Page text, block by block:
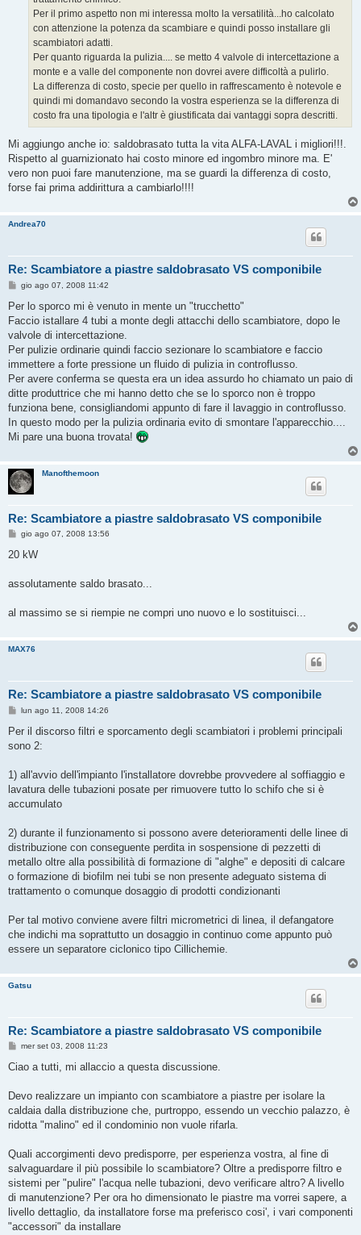
Per il primo aspetto non mi interessa molto la versatilità...ho calcolato
con attenzione la potenza da scambiare e quindi posso installare gli
scambiatori adatti.
Per quanto riguarda la pulizia.... se metto 4 valvole di intercettazione a
monte e a valle del componente non dovrei avere difficoltà a pulirlo.
La differenza di costo, specie per quello in raffrescamento è notevole e
quindi mi domandavo secondo la vostra esperienza se la differenza di
costo fra una tipologia e l'altr è giustificata dai vantaggi sopra descritti.
Mi aggiungo anche io: saldobrasato tutta la vita ALFA-LAVAL i migliori!!!.
Rispetto al guarnizionato hai costo minore ed ingombro minore ma. E'
vero non puoi fare manutenzione, ma se guardi la differenza di costo,
forse fai prima addirittura a cambiarlo!!!!
Andrea70
Re: Scambiatore a piastre saldobrasato VS componibile
M
s
a
g
i
o
gio ago 07, 2008 11:42
Per lo sporco mi è venuto in mente un "trucchetto"
Faccio istallare 4 tubi a monte degli attacchi dello scambiatore, dopo le
valvole di intercettazione.
Per pulizie ordinarie quindi faccio sezionare lo scambiatore e faccio
immettere a forte pressione un fluido di pulizia in controflusso.
Per avere conferma se questa era un idea assurdo ho chiamato un paio di
ditte produttrice che mi hanno detto che se lo sporco non è troppo
funziona bene, consigliandomi appunto di fare il lavaggio in controflusso.
In questo modo per la pulizia ordinaria evito di smontare l'apparecchio....
Mi pare una buona trovata!
Manofthemoon
Re: Scambiatore a piastre saldobrasato VS componibile
M
s
g
o
gio ago 07, 2008 13:56
20 kW
assolutamente saldo brasato...
al massimo se si riempie ne compri uno nuovo e lo sostituisci...
MAX76
Re: Scambiatore a piastre saldobrasato VS componibile
M
s
a
o
lun ago 11, 2008 14:26
Per il discorso filtri e sporcamento degli scambiatori i problemi principali
sono 2:
1) all'avvio dell'impianto l'installatore dovrebbe provvedere al soffiaggio e
lavatura delle tubazioni posate per rimuovere tutto lo schifo che si è
accumulato
2) durante il funzionamento si possono avere deterioramenti delle linee di
distribuzione con conseguente perdita in sospensione di pezzetti di
metallo oltre alla possibilità di formazione di "alghe" e depositi di calcare
o formazione di biofilm nei tubi se non presente adeguato sistema di
trattamento o comunque dosaggio di prodotti condizionanti
Per tal motivo conviene avere filtri micrometrici di linea, il defangatore
che indichi ma soprattutto un dosaggio in continuo come appunto può
essere un separatore ciclonico tipo Cillichemie.
Gatsu
Re: Scambiatore a piastre saldobrasato VS componibile
M
s
g
i
o
mer set 03, 2008 11:23
Ciao a tutti, mi allaccio a questa discussione.
Devo realizzare un impianto con scambiatore a piastre per isolare la
caldaia dalla distribuzione che, purtroppo, essendo un vecchio palazzo, è
ridotta "malino" ed il condominio non vuole rifarla.
Quali accorgimenti devo predisporre, per esperienza vostra, al fine di
salvaguardare il più possibile lo scambiatore? Oltre a predisporre filtro e
sistemi per "pulire" l'acqua nelle tubazioni, devo verificare altro? A livello
di manutenzione? Per ora ho dimensionato le piastre ma vorrei sapere, a
livello dettaglio, da installatore forse ma preferisco cosi', i vari componenti
"accessori" da installare